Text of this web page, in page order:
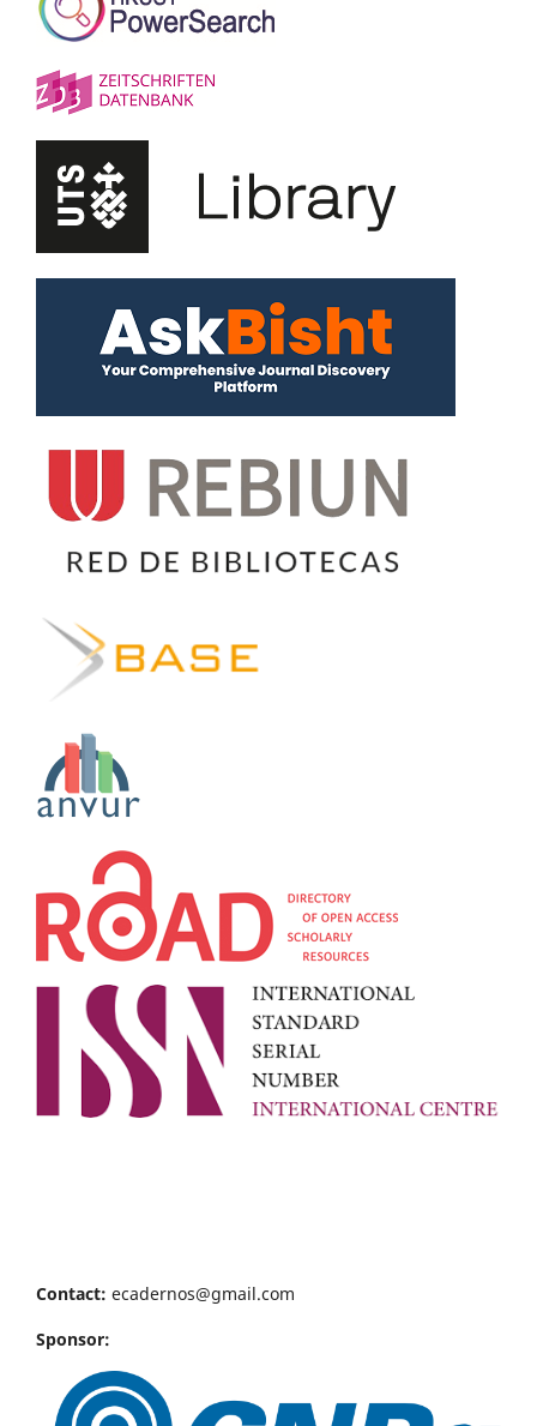
Contact: ecadernos@gmail.com
Sponsor: